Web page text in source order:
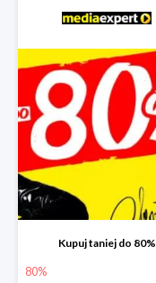
Kupuj taniej do 80%
80%